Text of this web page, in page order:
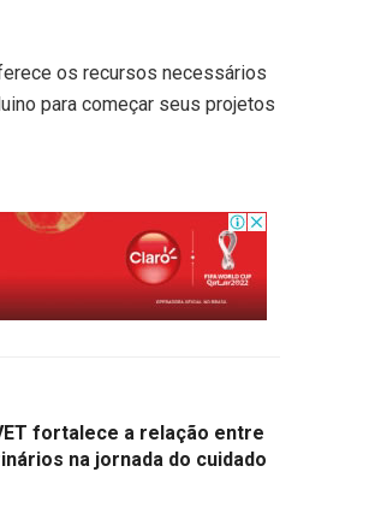
os recursos necessários
para começar seus projetos
fortalece a relação entre
na jornada do cuidado